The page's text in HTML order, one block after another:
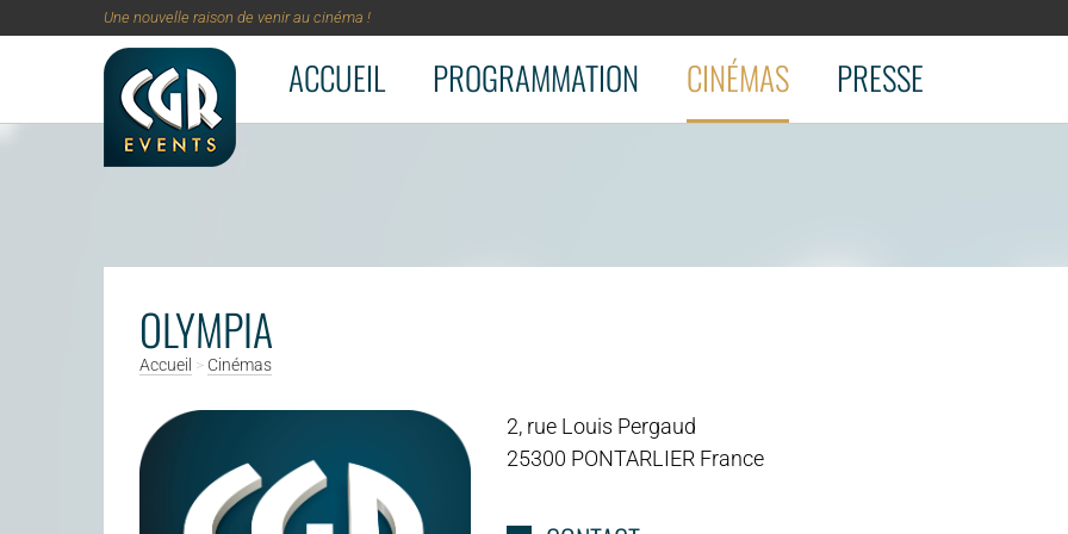
Aller au contenu principal
Une nouvelle raison de venir au cinéma !
ACCUEIL PROGRAMMATION CINÉMAS PRESSE
OLYMPIA
Accueil > Cinémas
2, rue Louis Pergaud
25300 PONTARLIER France